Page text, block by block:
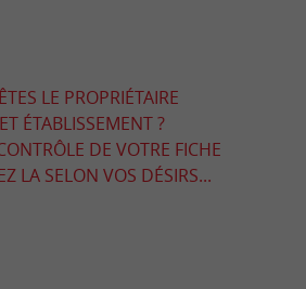
LE PROPRIÉTAIRE
ÉTABLISSEMENT ?
DE VOTRE FICHE
LA SELON VOS DÉSIRS...